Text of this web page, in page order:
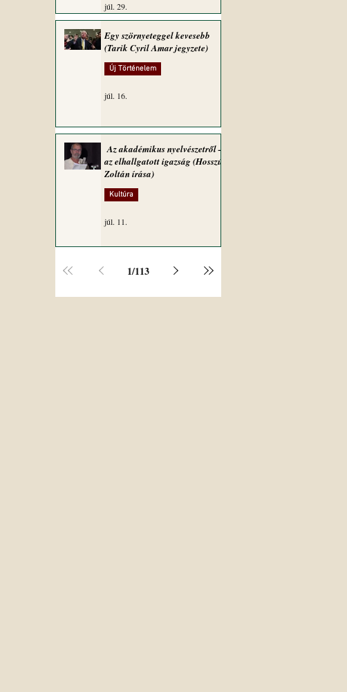
júl. 29.
Egy szörnyeteggel kevesebb
(Tarik Cyril Amar jegyzete)
Új Történelem
júl. 16.
Az akadémikus nyelvészetről –
az elhallgatott igazság (Hosszú
Zoltán írása)
Kultúra
júl. 11.
1/113